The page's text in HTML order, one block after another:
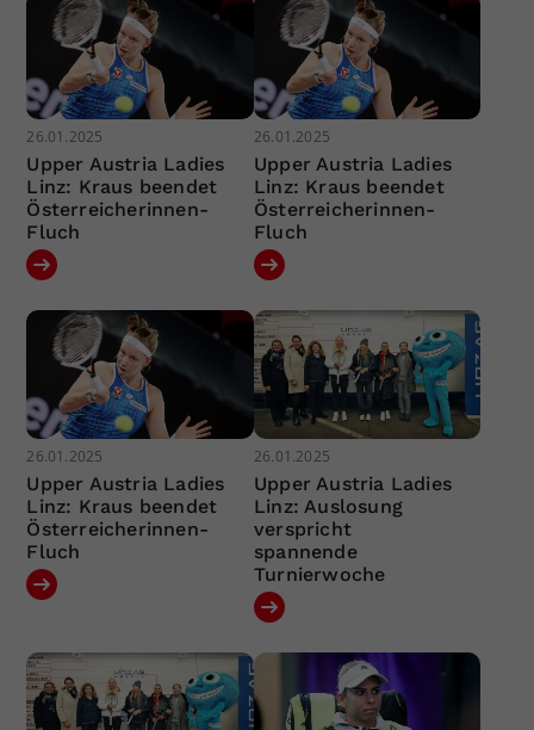
26.01.2025
Upper Austria Ladies
Linz: Kraus beendet
Österreicherinnen-
Fluch
26.01.2025
Upper Austria Ladies
Linz: Kraus beendet
Österreicherinnen-
Fluch
26.01.2025
Upper Austria Ladies
Linz: Kraus beendet
Österreicherinnen-
Fluch
26.01.2025
Upper Austria Ladies
Linz: Auslosung
verspricht
spannende
Turnierwoche